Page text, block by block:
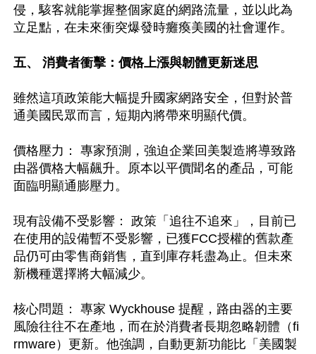
侵，駭客就能掌握整個家庭的網路流量，並以此為
立足點，在未來衝突爆發時癱瘓美國的社會運作。
五、 消費者衝擊：價格上漲與韌體更新迷思
雖然這項政策能大幅提升國家網路安全，但對於普
通美國民眾而言，短期內將帶來明顯代價。
價格壓力： 專家預測，強迫企業回美製造將導致路
由器價格大幅飆升。原本以平價聞名的產品，可能
面臨明顯通膨壓力。
現有設備不受影響： 政策「追往不追來」，目前已
在使用的設備暫不受影響，已獲FCC授權的舊款產
品仍可由零售商銷售，直到庫存耗盡為止。但未來
新機種選擇將大幅減少。
核心問題： 專家 Wyckhouse 提醒，路由器的主要
風險往往不在產地，而在於消費者長期忽略韌體（fi
rmware）更新。他強調，自動更新功能比「美國製